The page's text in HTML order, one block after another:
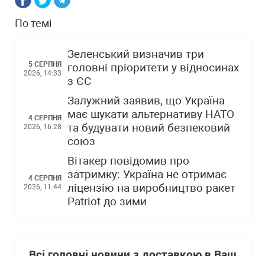
По темі
5 СЕРПНЯ
2026, 14:33
Зеленський визначив три
головні пріоритети у відносинах
з ЄС
4 СЕРПНЯ
2026, 16:28
Залужний заявив, що Україна
має шукати альтернативу НАТО
та будувати новий безпековий
союз
4 СЕРПНЯ
2026, 11:44
Вітакер повідомив про
затримку: Україна не отримає
ліцензію на виробництво ракет
Patriot до зими